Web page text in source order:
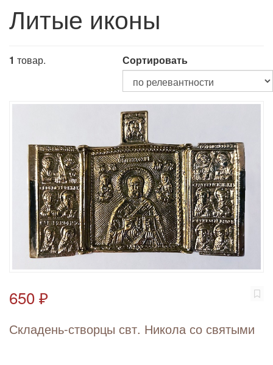
Литые иконы
1 товар. Сортировать
650 ₽
Складень-створцы свт. Никола со святыми